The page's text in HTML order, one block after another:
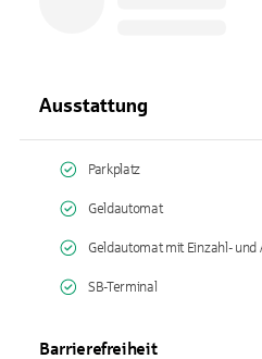
Ausstattung
Parkplatz
Geldautomat
Geldautomat mit Einzahl- und
SB-Terminal
Barrierefreiheit